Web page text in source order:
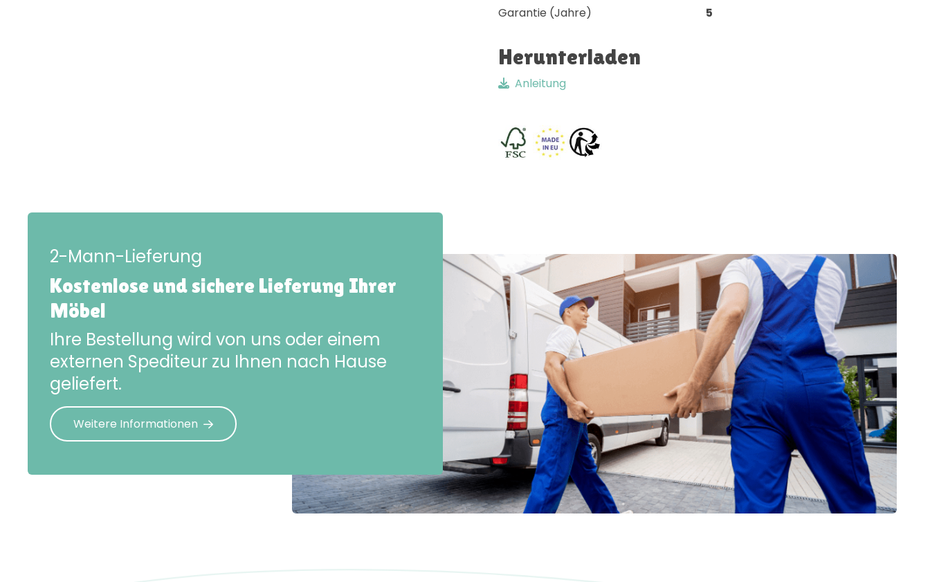
Garantie (Jahre)
5
Herunterladen
Anleitung
2-Mann-Lieferung
Kostenlose und sichere Lieferung Ihrer
Möbel
Ihre Bestellung wird von uns oder einem
externen Spediteur zu Ihnen nach Hause
geliefert.
Weitere Informationen